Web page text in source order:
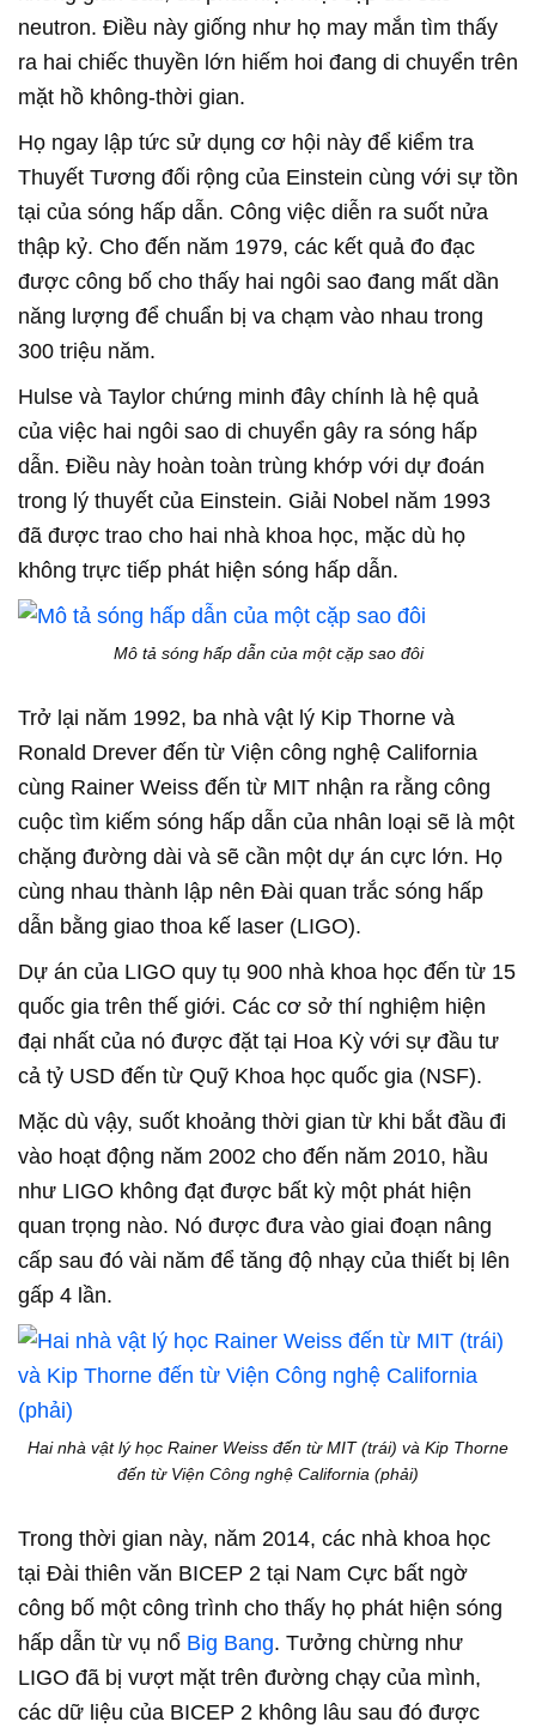
neutron. Điều này giống như họ may mắn tìm thấy
ra hai chiếc thuyền lớn hiếm hoi đang di chuyển trên
mặt hồ không-thời gian.
Họ ngay lập tức sử dụng cơ hội này để kiểm tra
Thuyết Tương đối rộng của Einstein cùng với sự tồn
tại của sóng hấp dẫn. Công việc diễn ra suốt nửa
thập kỷ. Cho đến năm 1979, các kết quả đo đạc
được công bố cho thấy hai ngôi sao đang mất dần
năng lượng để chuẩn bị va chạm vào nhau trong
300 triệu năm.
Hulse và Taylor chứng minh đây chính là hệ quả
của việc hai ngôi sao di chuyển gây ra sóng hấp
dẫn. Điều này hoàn toàn trùng khớp với dự đoán
trong lý thuyết của Einstein. Giải Nobel năm 1993
đã được trao cho hai nhà khoa học, mặc dù họ
không trực tiếp phát hiện sóng hấp dẫn.
Mô tả sóng hấp dẫn của một cặp sao đôi
Trở lại năm 1992, ba nhà vật lý Kip Thorne và
Ronald Drever đến từ Viện công nghệ California
cùng Rainer Weiss đến từ MIT nhận ra rằng công
cuộc tìm kiếm sóng hấp dẫn của nhân loại sẽ là một
chặng đường dài và sẽ cần một dự án cực lớn. Họ
cùng nhau thành lập nên Đài quan trắc sóng hấp
dẫn bằng giao thoa kế laser (LIGO).
Dự án của LIGO quy tụ 900 nhà khoa học đến từ 15
quốc gia trên thế giới. Các cơ sở thí nghiệm hiện
đại nhất của nó được đặt tại Hoa Kỳ với sự đầu tư
cả tỷ USD đến từ Quỹ Khoa học quốc gia (NSF).
Mặc dù vậy, suốt khoảng thời gian từ khi bắt đầu đi
vào hoạt động năm 2002 cho đến năm 2010, hầu
như LIGO không đạt được bất kỳ một phát hiện
quan trọng nào. Nó được đưa vào giai đoạn nâng
cấp sau đó vài năm để tăng độ nhạy của thiết bị lên
gấp 4 lần.
Hai nhà vật lý học Rainer Weiss đến từ MIT (trái) và Kip Thorne
đến từ Viện Công nghệ California (phải)
Trong thời gian này, năm 2014, các nhà khoa học
tại Đài thiên văn BICEP 2 tại Nam Cực bất ngờ
công bố một công trình cho thấy họ phát hiện sóng
hấp dẫn từ vụ nổ Big Bang. Tưởng chừng như
LIGO đã bị vượt mặt trên đường chạy của mình,
các dữ liệu của BICEP 2 không lâu sau đó được